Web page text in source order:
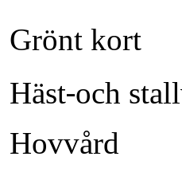
Grönt kort
Häst‐och
Hovvård